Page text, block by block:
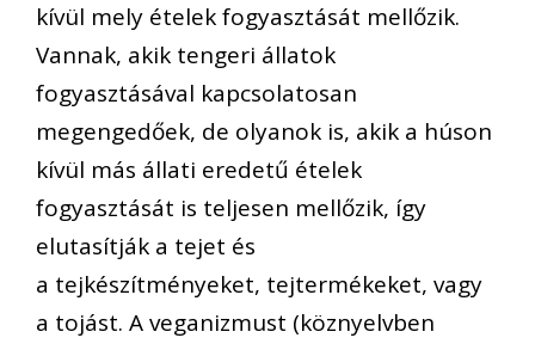
kívül mely ételek fogyasztását mellőzik.
Vannak, akik tengeri állatok
fogyasztásával kapcsolatosan
megengedőek, de olyanok is, akik a húson
kívül más állati eredetű ételek
fogyasztását is teljesen mellőzik, így
elutasítják a tejet és
a tejkészítményeket, tejtermékeket, vagy
a tojást. Aveganizmust (köznyelvben